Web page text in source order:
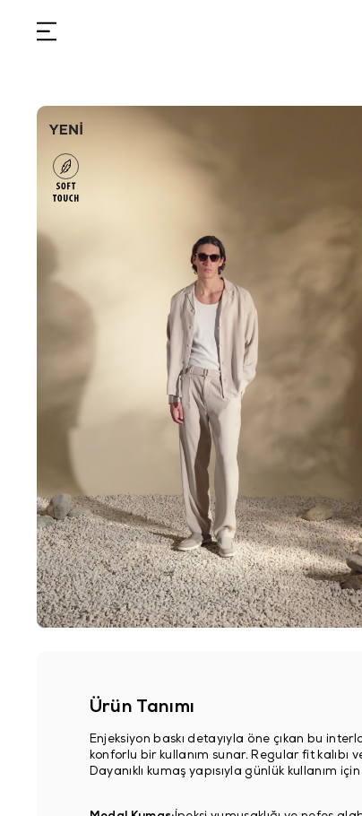
Ürün Tanımı
Enjeksiyon baskı detayıyla öne çıkan bu
konforlu bir kullanım sunar. Regular fit
Dayanıklı kumaş yapısıyla günlük kullanım